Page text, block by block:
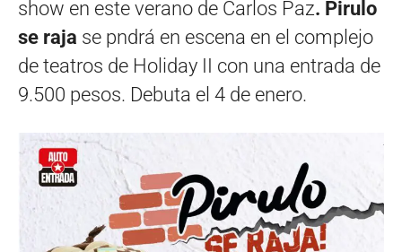
show en este verano de Carlos Paz. Pirulo
se raja se pndrá en escena en el complejo
de teatros de Holiday II con una entrada de
9.500 pesos. Debuta el 4 de enero.